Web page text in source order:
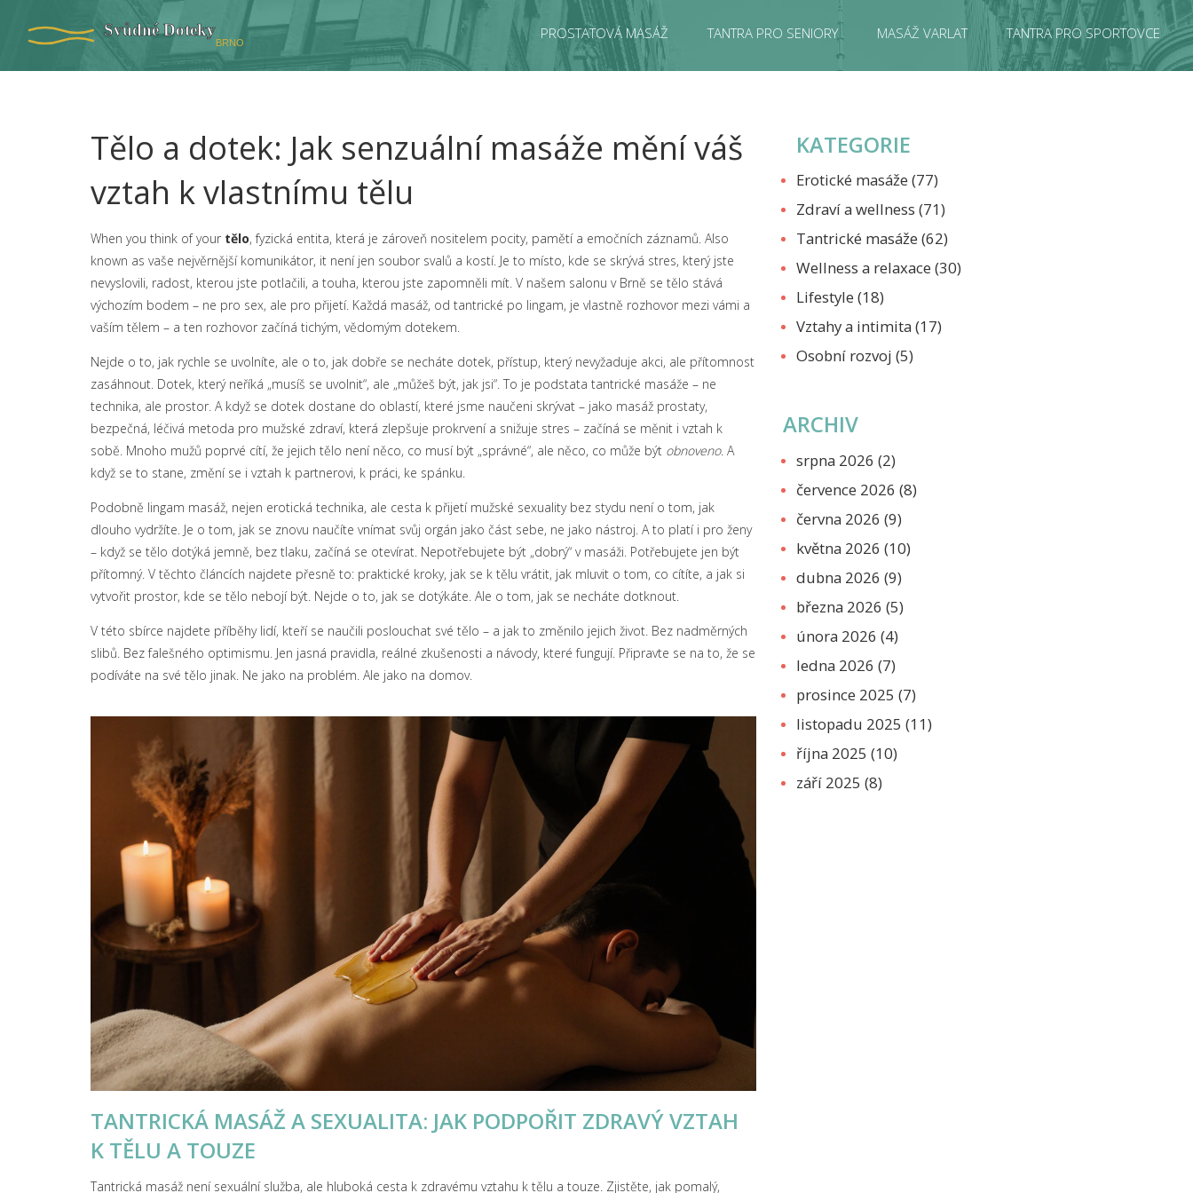
PROSTATOVÁ MASÁŽ TANTRA PRO SENIORY MASÁŽ VARLAT TANTRA PRO SPORTOVCE
Tělo a dotek: Jak senzuální masáže mění váš
vztah k vlastnímu tělu
When you think of your tělo,fyzická entita, která je zároveň nositelem pocity, pamětí a emočních záznamů. Also
known as vaše nejvěrnější komunikátor, it není jen soubor svalů a kostí. Je to místo, kde se skrývá stres, který jste
nevyslovili, radost, kterou jste potlačili, a touha, kterou jste zapomněli mít. V našem salonu v Brně se tělo stává
výchozím bodem – ne pro sex, ale pro přijetí. Každá masáž, od tantrické po lingam, je vlastně rozhovor mezi vámi a
vaším tělem – a ten rozhovor začíná tichým, vědomým dotekem.
Nejde o to, jak rychle se uvolníte, ale o to, jak dobře se necháte dotek, přístup, který nevyžaduje akci, ale přítomnost
zasáhnout. Dotek, který neříká „musíš se uvolnit“, ale „můžeš být, jak jsi“. To je podstata tantrické masáže – ne
technika, ale prostor. A když se dotek dostane do oblastí, které jsme naučeni skrývat – jako masáž prostaty,
bezpečná, léčivá metoda pro mužské zdraví, která zlepšuje prokrvení a snižuje stres – začíná se měnit i vztah k
sobě. Mnoho mužů poprvé cítí, že jejich tělo není něco, co musí být „správné“, ale něco, co může být obnoveno. A
když se to stane, změní se i vztah k partnerovi, k práci, ke spánku.
Podobně lingam masáž, nejen erotická technika, ale cesta k přijetí mužské sexuality bez stydu není o tom, jak
dlouho vydržíte. Je o tom, jak se znovu naučíte vnímat svůj orgán jako část sebe, ne jako nástroj. A to platí i pro ženy
– když se tělo dotýká jemně, bez tlaku, začíná se otevírat. Nepotřebujete být „dobrý“ v masáži. Potřebujete jen být
přítomný. V těchto článcích najdete přesně to: praktické kroky, jak se k tělu vrátit, jak mluvit o tom, co cítíte, a jak si
vytvořit prostor, kde se tělo nebojí být. Nejde o to, jak se dotýkáte. Ale o tom, jak se necháte dotknout.
V této sbírce najdete příběhy lidí, kteří se naučili poslouchat své tělo – a jak to změnilo jejich život. Bez nadměrných
slibů. Bez falešného optimismu. Jen jasná pravidla, reálné zkušenosti a návody, které fungují. Připravte se na to, že se
podíváte na své tělo jinak. Ne jako na problém. Ale jako na domov.
TANTRICKÁ MASÁŽ A SEXUALITA: JAK PODPOŘIT ZDRAVÝ VZTAH
K TĚLU A TOUZE
Tantrická masáž není sexuální služba, ale hluboká cesta k zdravému vztahu k tělu a touze. Zjistěte, jak pomalý,
KATEGORIE
Erotické masáže (77)
Zdraví a wellness (71)
Tantrické masáže (62)
Wellness a relaxace (30)
Lifestyle (18)
Vztahy a intimita (17)
Osobní rozvoj (5)
ARCHIV
srpna 2026 (2)
července 2026 (8)
června 2026 (9)
května 2026 (10)
dubna 2026 (9)
března 2026 (5)
února 2026 (4)
ledna 2026 (7)
prosince 2025 (7)
listopadu 2025 (11)
října 2025 (10)
září 2025 (8)